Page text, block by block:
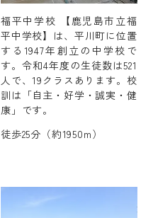
福平中学校 【鹿児島市立福
平中学校】は、平川町に位置
する1947年創立の中学校で
す。令和4年度の生徒数は521
人で、19クラスあります。校
訓は「自主・好学・誠実・健
康」です。
徒歩25分（約1950m）